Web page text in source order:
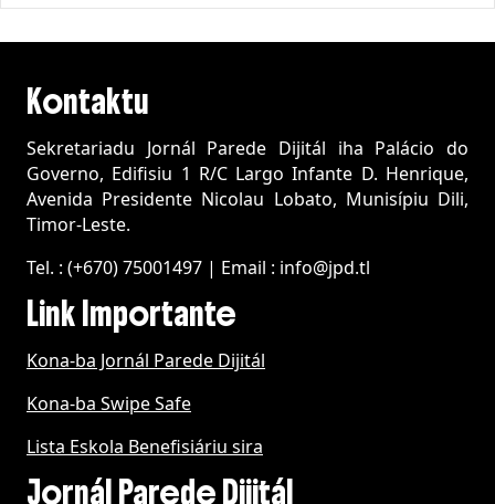
Kontaktu
Sekretariadu Jornál Parede Dijitál iha Palácio do
Governo, Edifisiu 1 R/C Largo Infante D. Henrique,
Avenida Presidente Nicolau Lobato, Munisípiu Dili,
Timor-Leste.
Tel. : (+670) 75001497 | Email : info@jpd.tl
Link Importante
Kona-ba Jornál Parede Dijitál
Kona-ba Swipe Safe
Lista Eskola Benefisiáriu sira
Jornál Parede Dijitál